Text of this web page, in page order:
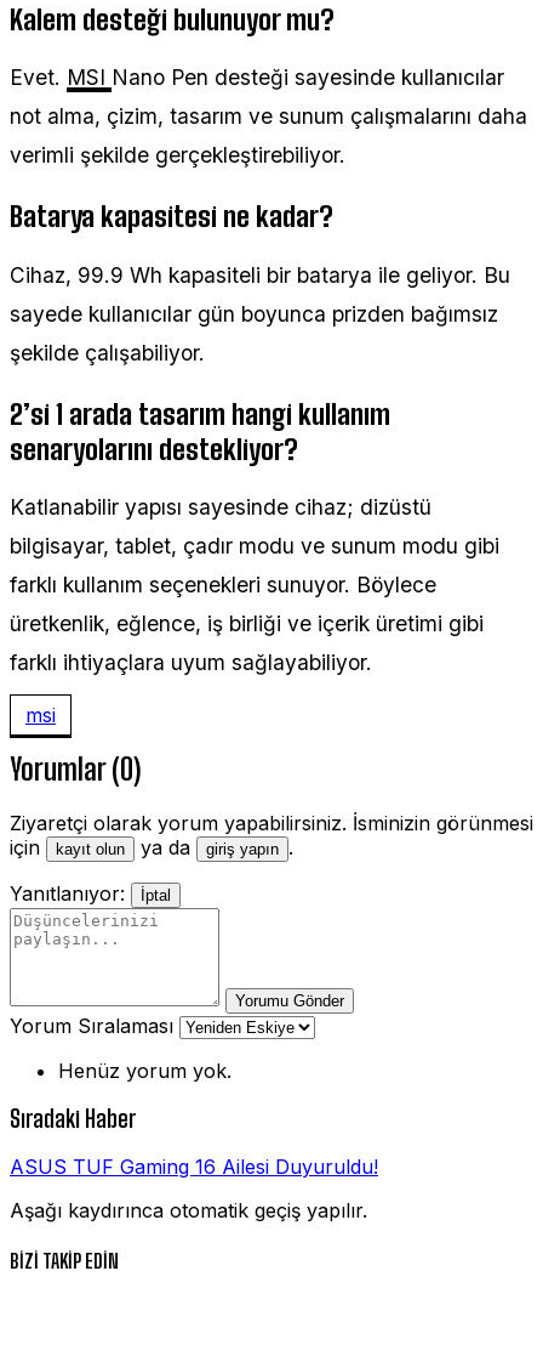
Kalem desteği bulunuyor mu?
Evet. MSI Nano Pen desteği sayesinde kullanıcılar
not alma, çizim, tasarım ve sunum çalışmalarını daha
verimli şekilde gerçekleştirebiliyor.
Batarya kapasitesi ne kadar?
Cihaz, 99.9 Wh kapasiteli bir batarya ile geliyor. Bu
sayede kullanıcılar gün boyunca prizden bağımsız
şekilde çalışabiliyor.
2’si 1 arada tasarım hangi kullanım
senaryolarını destekliyor?
Katlanabilir yapısı sayesinde cihaz; dizüstü
bilgisayar, tablet, çadır modu ve sunum modu gibi
farklı kullanım seçenekleri sunuyor. Böylece
üretkenlik, eğlence, iş birliği ve içerik üretimi gibi
farklı ihtiyaçlara uyum sağlayabiliyor.
msi
Yorumlar (0)
Ziyaretçi olarak yorum yapabilirsiniz. İsminizin görünmesi
için
kayıt olun ya da giriş yapın .
Yanıtlanıyor:
İptal
Yorumu Gönder
Yorum Sıralaması
Henüz yorum yok.
Sıradaki Haber
ASUS TUF Gaming 16 Ailesi Duyuruldu!
Aşağı kaydırınca otomatik geçiş yapılır.
BİZİ TAKİP EDİN